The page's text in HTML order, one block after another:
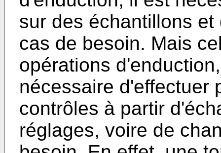
sur des échantillons
cas de besoin. Mais
opérations
nécessaire d'effectuer
contrôles à partir
réglages, voire de